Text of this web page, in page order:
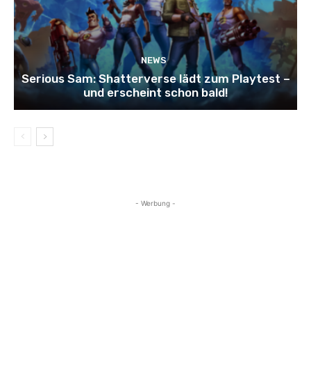
NEWS
Serious Sam: Shatterverse lädt zum Playtest –
und erscheint schon bald!
- Werbung -